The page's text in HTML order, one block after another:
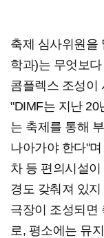
축제 심사위원을
학과)는 무엇보
콤플렉스 조성이
"DIMF는 지난 20
는 축제를 통해
나아가야 한다"
차 등 편의시설
경도 갖춰져 있
극장이 조성되면
로, 평소에는 뮤